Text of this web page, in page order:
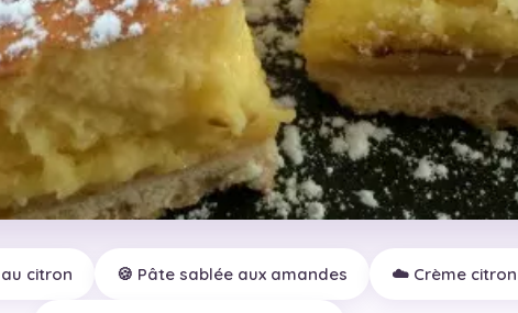
citron 🍪 Pâte sablée aux amandes ☁️ Crème